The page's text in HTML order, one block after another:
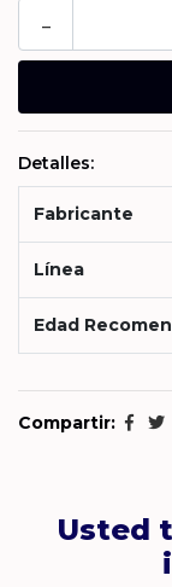
-
Detalles:
Fabricante
Línea
Edad
Compartir:
Usted